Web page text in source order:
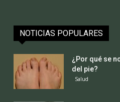
NOTICIAS POPULARES
¿Por qué se
del pie?
Salud